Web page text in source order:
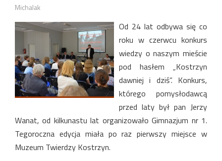
Michalak
Od 24 lat odbywa się co
roku w czerwcu konkurs
wiedzy o naszym mieście
pod hasłem „Kostrzyn
dawniej i dziś”. Konkurs,
którego pomysłodawcą
przed laty był pan Jerzy
Wanat, od kilkunastu lat organizowało Gimnazjum nr 1.
Tegoroczna edycja miała po raz pierwszy miejsce w
Muzeum Twierdzy Kostrzyn.